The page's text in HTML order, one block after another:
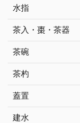
水指
茶入・棗・茶器
茶碗
茶杓
蓋置
建水